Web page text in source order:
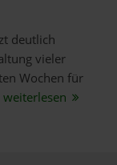
deutlich
vieler
Wochen für
weiterlesen